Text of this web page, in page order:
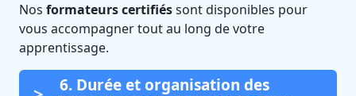
Nos formateurs certifiéssont disponibles pour
vous accompagner tout au long de votre
apprentissage.
6. Durée et organisation des